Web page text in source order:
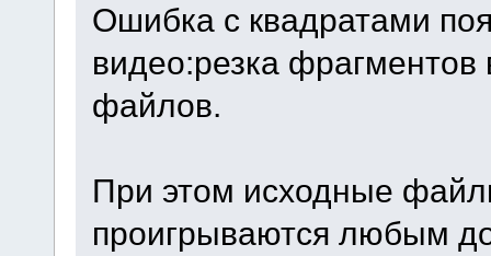
Ошибка с квадратами
видео:резка
файлов.
При этом исходные
проигрываются любым